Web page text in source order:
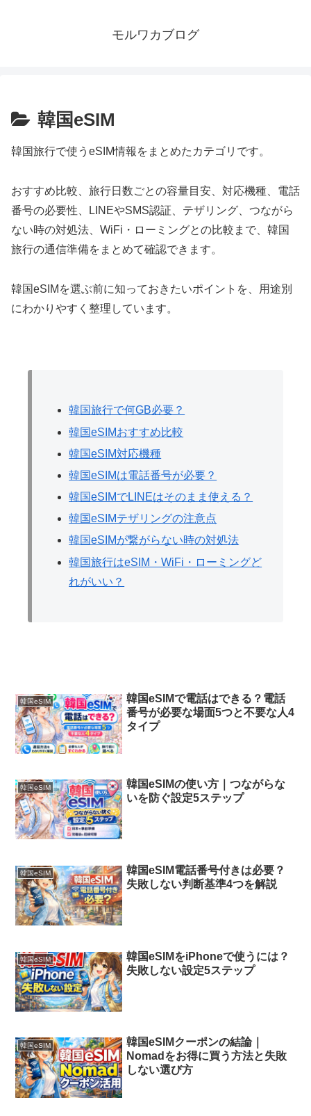
モルワカブログ
韓国eSIM
韓国旅行で使うeSIM情報をまとめたカテゴリです。
おすすめ比較、旅行日数ごとの容量目安、対応機種、電話
番号の必要性、LINEやSMS認証、テザリング、つながら
ない時の対処法、WiFi・ローミングとの比較まで、韓国
旅行の通信準備をまとめて確認できます。
韓国eSIMを選ぶ前に知っておきたいポイントを、用途別
にわかりやすく整理しています。
韓国旅行で何GB必要？
韓国eSIMおすすめ比較
韓国eSIM対応機種
韓国eSIMは電話番号が必要？
韓国eSIMでLINEはそのまま使える？
韓国eSIMテザリングの注意点
韓国eSIMが繋がらない時の対処法
韓国旅行はeSIM・WiFi・ローミングど
れがいい？
韓国eSIM
韓国eSIMで電話はできる？電話
番号が必要な場面5つと不要な人4
タイプ
韓国eSIM
韓国eSIMの使い方｜つながらな
いを防ぐ設定5ステップ
韓国eSIM
韓国eSIM電話番号付きは必要？
失敗しない判断基準4つを解説
韓国eSIM
韓国eSIMをiPhoneで使うには？
失敗しない設定5ステップ
韓国eSIM
韓国eSIMクーポンの結論｜
Nomadをお得に買う方法と失敗
しない選び方